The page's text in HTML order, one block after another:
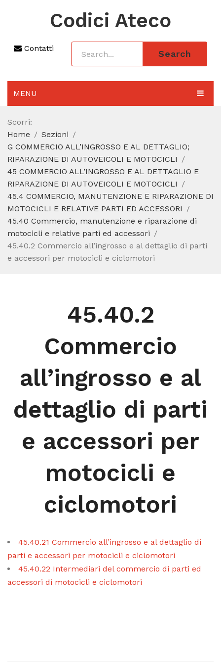
Codici Ateco
Contatti
Search
MENU
AGGIORNAMENTO 2025
SEZIONI
CODICE ATECO A COSA SERVE
CODICE FISCALE
Scorri:
Home
Sezioni
G COMMERCIO ALL’INGROSSO E AL DETTAGLIO;
RIPARAZIONE DI AUTOVEICOLI E MOTOCICLI
45 COMMERCIO ALL’INGROSSO E AL DETTAGLIO E
RIPARAZIONE DI AUTOVEICOLI E MOTOCICLI
45.4 COMMERCIO, MANUTENZIONE E RIPARAZIONE DI
MOTOCICLI E RELATIVE PARTI ED ACCESSORI
45.40 Commercio, manutenzione e riparazione di
motocicli e relative parti ed accessori
45.40.2 Commercio all’ingrosso e al dettaglio di parti
e accessori per motocicli e ciclomotori
45.40.2
Commercio
all’ingrosso e al
dettaglio di parti
e accessori per
motocicli e
ciclomotori
45.40.21 Commercio all’ingrosso e al dettaglio di
parti e accessori per motocicli e ciclomotori
45.40.22 Intermediari del commercio di parti ed
accessori di motocicli e ciclomotori